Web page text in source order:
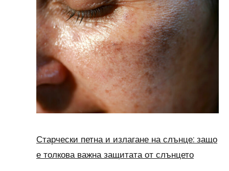
Старчески петна и излагане на слънце: защо
е толкова важна защитата от слънцето